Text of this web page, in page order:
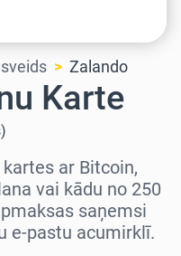
Zalando
Karte
)
ar Bitcoin,
vai kādu no 250
saņemsi
e-pastu acumirklī.